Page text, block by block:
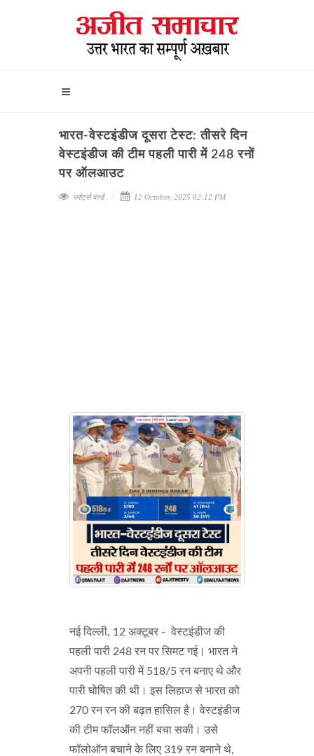
भारत-वेस्टइंडीज दूसरा टेस्ट: तीसरे दिन
वेस्टइंडीज की टीम पहली पारी में 248 रनों
पर ऑलआउट
स्पोर्ट्स वर्ल्ड 12 October, 2025 02:12 PM
नई दिल्ली, 12 अक्टूबर - वेस्टइंडीज की
पहली पारी 248 रन पर सिमट गई। भारत ने
अपनी पहली पारी में 518/5 रन बनाए थे और
पारी घोषित की थी। इस लिहाज से भारत को
270 रन रन की बढ़त हासिल है। वेस्टइंडीज
की टीम फॉलऑन नहीं बचा सकी। उसे
फॉलोऑन बचाने के लिए 319 रन बनाने थे,